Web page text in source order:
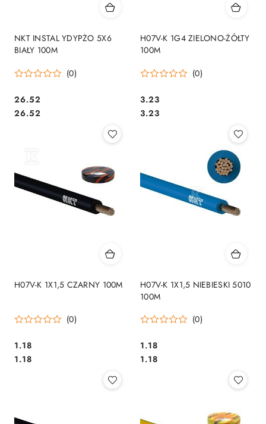
NKT INSTAL YDYPŻO 5X6
BIAŁY 100M
(0)
Cena:
26.52
Cena:
26.52
H07V-K 1G4 ZIELONO-ŻÓŁTY
100M
(0)
Cena:
3.23
Cena:
3.23
H07V-K 1X1,5 CZARNY 100M
(0)
Cena:
1.18
Cena:
1.18
H07V-K 1X1,5 NIEBIESKI 5010
100M
(0)
Cena:
1.18
Cena:
1.18